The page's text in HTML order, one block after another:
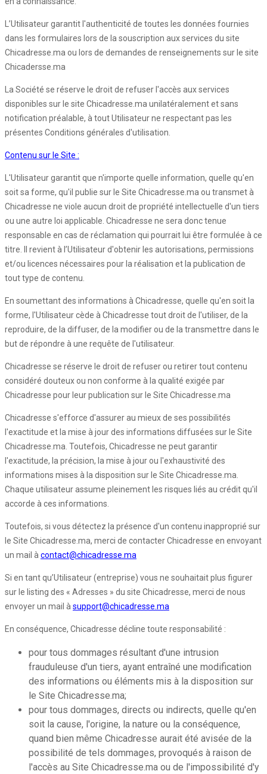
L’Utilisateur garantit l'authenticité de toutes les données fournies
dans les formulaires lors de la souscription aux services du site
Chicadresse.ma ou lors de demandes de renseignements sur le site
Chicadersse.ma
La Société se réserve le droit de refuser l'accès aux services
disponibles sur le site Chicadresse.ma unilatéralement et sans
notification préalable, à tout Utilisateur ne respectant pas les
présentes Conditions générales d'utilisation.
Contenu sur le Site :
L'Utilisateur garantit que n'importe quelle information, quelle qu'en
soit sa forme, qu'il publie sur le Site Chicadresse.ma ou transmet à
Chicadresse ne viole aucun droit de propriété intellectuelle d'un tiers
ou une autre loi applicable. Chicadresse ne sera donc tenue
responsable en cas de réclamation qui pourrait lui être formulée à ce
titre. Il revient à l’Utilisateur d'obtenir les autorisations, permissions
et/ou licences nécessaires pour la réalisation et la publication de
tout type de contenu.
En soumettant des informations à Chicadresse, quelle qu'en soit la
forme, l'Utilisateur cède à Chicadresse tout droit de l'utiliser, de la
reproduire, de la diffuser, de la modifier ou de la transmettre dans le
but de répondre à une requête de l'utilisateur.
Chicadresse se réserve le droit de refuser ou retirer tout contenu
considéré douteux ou non conforme à la qualité exigée par
Chicadresse pour leur publication sur le Site Chicadresse.ma
Chicadresse s'efforce d'assurer au mieux de ses possibilités
l'exactitude et la mise à jour des informations diffusées sur le Site
Chicadresse.ma. Toutefois, Chicadresse ne peut garantir
l'exactitude, la précision, la mise à jour ou l'exhaustivité des
informations mises à la disposition sur le Site Chicadresse.ma.
Chaque utilisateur assume pleinement les risques liés au crédit qu'il
accorde à ces informations.
Toutefois, si vous détectez la présence d'un contenu inapproprié sur
le Site Chicadresse.ma, merci de contacter Chicadresse en envoyant
un mail àcontact@chicadresse.ma
Si en tant qu’Utilisateur (entreprise) vous ne souhaitait plus figurer
sur le listing des « Adresses » du site Chicadresse, merci de nous
envoyer un mail àsupport@chicadresse.ma
En conséquence, Chicadresse décline toute responsabilité :
pour tous dommages résultant d'une intrusion
frauduleuse d'un tiers, ayant entraîné une modification
des informations ou éléments mis à la disposition sur
le Site Chicadresse.ma;
pour tous dommages, directs ou indirects, quelle qu'en
soit la cause, l'origine, la nature ou la conséquence,
quand bien même Chicadresse aurait été avisée de la
possibilité de tels dommages, provoqués à raison de
l'accès au Site Chicadresse.ma ou de l'impossibilité d'y